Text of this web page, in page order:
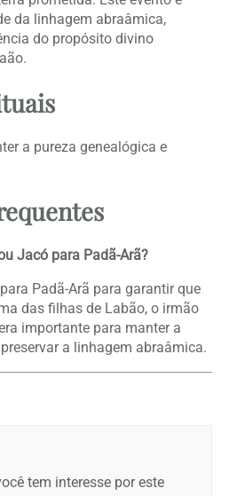
da linhagem abraâmica,
do propósito divino
a pureza genealógica e
Jacó para Padã-Arã?
Padã-Arã para garantir que
das filhas de Labão, o irmão
importante para manter a
a linhagem abraâmica.
tem interesse por este